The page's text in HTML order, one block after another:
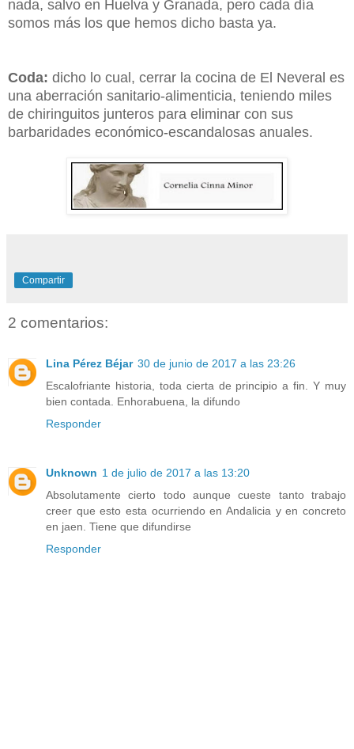
nada, salvo en Huelva y Granada, pero cada día
somos más los que hemos dicho basta ya.
Coda: dicho lo cual, cerrar la cocina de El Neveral es
una aberración sanitario-alimenticia, teniendo miles
de chiringuitos junteros para eliminar con sus
barbaridades económico-escandalosas anuales.
Compartir
2 comentarios:
Lina Pérez Béjar 30 de junio de 2017 a las 23:26
Escalofriante historia, toda cierta de principio a fin. Y muy
bien contada. Enhorabuena, la difundo
Responder
Unknown 1 de julio de 2017 a las 13:20
Absolutamente cierto todo aunque cueste tanto trabajo
creer que esto esta ocurriendo en Andalicia y en concreto
en jaen. Tiene que difundirse
Responder